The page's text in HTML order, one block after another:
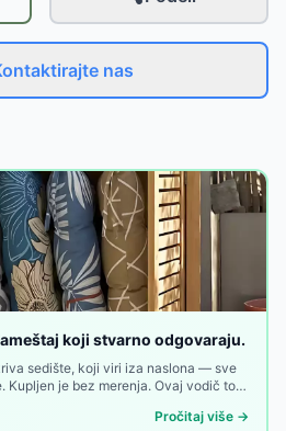
nas
koji stvarno odgovaraju.
sedište, koji viri iza naslona — sve
Kupljen je bez merenja. Ovaj vodič to
Pročitaj više →